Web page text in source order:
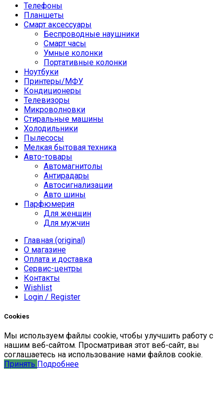
Телефоны
Планшеты
Смарт аксессуары
Беспроводные наушники
Смарт часы
Умные колонки
Портативные колонки
Ноутбуки
Принтеры/МФУ
Кондиционеры
Телевизоры
Микроволновки
Стиральные машины
Холодильники
Пылесосы
Мелкая бытовая техника
Авто-товары
Автомагнитолы
Антирадары
Автосигнализации
Авто шины
Парфюмерия
Для женщин
Для мужчин
Главная (original)
О магазине
Оплата и доставка
Сервис-центры
Контакты
Wishlist
Login / Register
Cookies
Мы используем файлы cookie, чтобы улучшить работу с
нашим веб-сайтом. Просматривая этот веб-сайт, вы
соглашаетесь на использование нами файлов cookie.
Принять Подробнее